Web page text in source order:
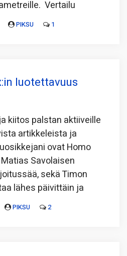
Vertailu
PIKSU 1
luotettavuus
kiitos palstan aktiiveille
artikkeleista ja
ovat Homo
Savolaisen
sekä Timon
lähes päivittäin ja
PIKSU 2